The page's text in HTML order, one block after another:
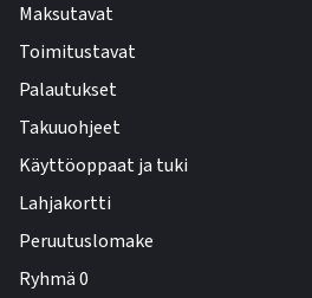
Maksutavat
Toimitustavat
Palautukset
Takuuohjeet
Käyttöoppaat ja tuki
Lahjakortti
Peruutuslomake
Ryhmä 0